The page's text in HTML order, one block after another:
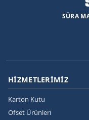
SÜRA
HIZMETLERIMIZ
Karton Kutu
Ofset Ürünleri